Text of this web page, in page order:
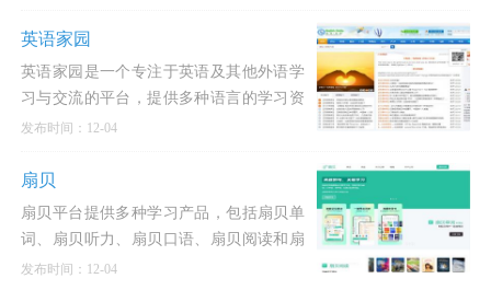
是通过结合科学的学习方法与真实的社交
互动，帮助用户高效、自信地
英语家园
英语家园是一个专注于英语及其他外语学
习与交流的平台，提供多种语言的学习资
源和工具。这个网站不仅支持英语学习，
言的学习和交流。此外
发布时间：12-04
扇贝
扇贝平台提供多种学习产品，包括扇贝单
词、扇贝听力、扇贝口语、扇贝阅读和扇
贝编程等，旨在为用户提供个性化和高效
发布时间：12-04